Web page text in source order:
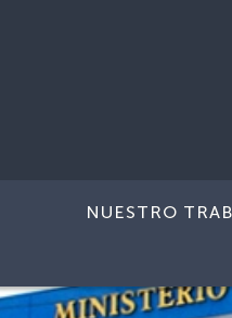
NUESTRO